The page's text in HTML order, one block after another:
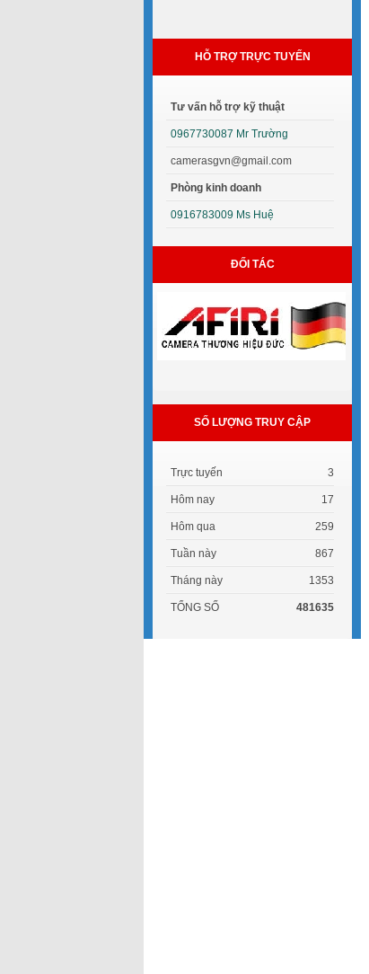
HỖ TRỢ TRỰC TUYẾN
Tư vấn hỗ trợ kỹ thuật
0967730087 Mr Trường
camerasgvn@gmail.com
Phòng kinh doanh
0916783009 Ms Huệ
ĐỐI TÁC
SỐ LƯỢNG TRUY CẬP
Trực tuyến 3
Hôm nay 17
Hôm qua 259
Tuần này 867
Tháng này 1353
TỔNG SỐ 481635